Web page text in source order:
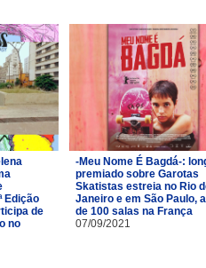
Edição
de
no
-Meu Nome É Bagdá-:
premiado sobre Garotas
Skatistas estreia no Rio
Janeiro e em São Paulo,
de 100 salas na França
07/09/2021